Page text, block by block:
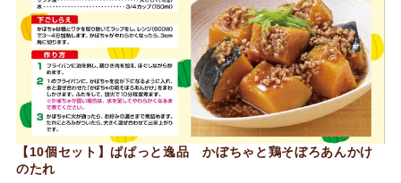
【10個セット】ぱぱっと逸品 かぼちゃと鶏そぼろあんかけ
のたれ